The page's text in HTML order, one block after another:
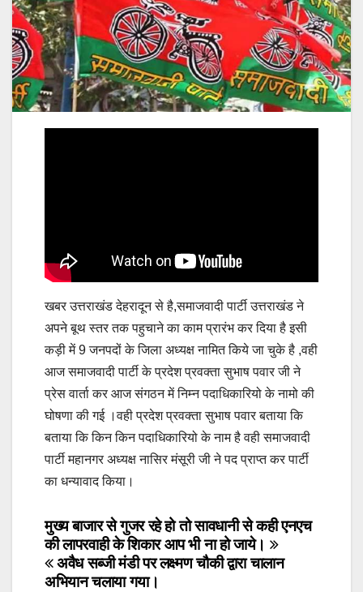
खबर उत्तराखंड देहरादून से है,समाजवादी पार्टी उत्तराखंड ने
अपने बूथ स्तर तक पहुचाने का काम प्रारंभ कर दिया है इसी
कड़ी में 9 जनपदों के जिला अध्यक्ष नामित किये जा चुके है ,वही
आज समाजवादी पार्टी के प्रदेश प्रवक्ता सुभाष पवार जी ने
प्रेस वार्ता कर आज संगठन में निम्न पदाधिकारियो के नामो की
घोषणा की गई ।वही प्रदेश प्रवक्ता सुभाष पवार बताया कि
बताया कि किन किन पदाधिकारियो के नाम है वही समाजवादी
पार्टी महानगर अध्यक्ष नासिर मंसूरी जी ने पद प्राप्त कर पार्टी
का धन्यावाद किया।
Post
navigation
मुख्य बाजार से गुजर रहे हो तो सावधानी से कही एनएच
की लापरवाही के शिकार आप भी ना हो जाये।
अवैध सब्जी मंडी पर लक्ष्मण चौकी द्वारा चालान
अभियान चलाया गया।